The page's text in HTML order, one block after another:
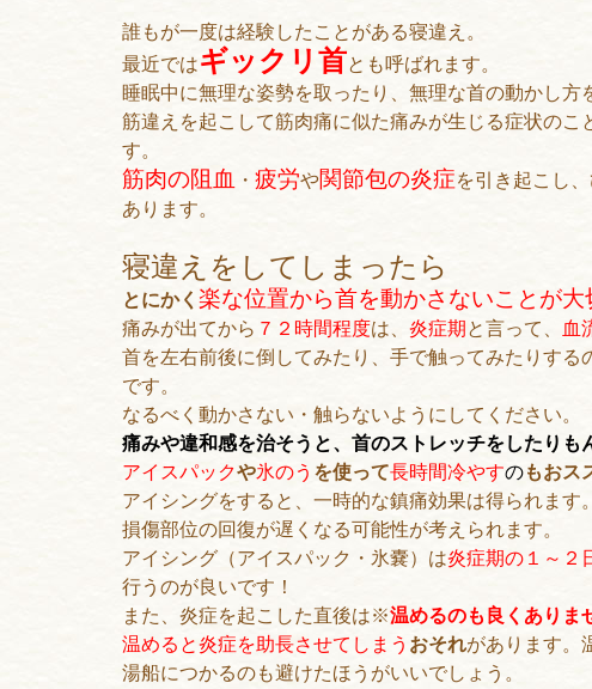
誰もが一度は経験したことがある寝違え。
最近ではギックリ首とも呼ばれます。
睡眠中に無理な姿勢を取ったり、無理な首の動かし方
筋違えを起こして筋肉痛に似た痛みが生じる症状のこ
す。
筋肉の阻血 ・ 疲労や関節包の炎症を引き起こし
あります。
寝違えをしてしまったら
とにかく 楽な位置から首を動かさないことが大
痛みが出てから ７２時間程度は、 炎症期 と言って、 血
首を左右前後に倒してみたり、手で触ってみたりす
です。
なるべく動かさない・触らないようにしてください。
痛みや違和感を治そうと、首のストレッチをしたりも
アイスパックや氷のう を使って長時間冷やすのもおス
アイシングをすると、一時的な鎮痛効果は得られます
損傷部位の回復が遅くなる可能性が考えられます。
アイシング（アイスパック・氷嚢）は炎症期の１～２
行うのが良いです！
また、炎症を起こした直後は※温めるのも良くありま
温めると炎症を助長させてしまう おそれがあります。
湯船につかるのも避けたほうがいいでしょう。